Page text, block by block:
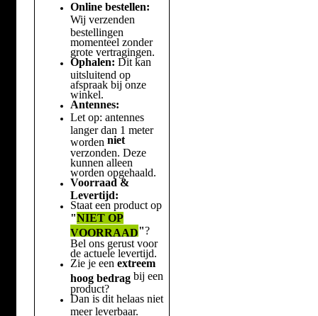
Online bestellen:
Wij verzenden
bestellingen
momenteel zonder
grote vertragingen.
Ophalen: Dit kan
uitsluitend op
afspraak bij onze
winkel.
Antennes:
Let op: antennes
langer dan 1 meter
worden niet
verzonden. Deze
kunnen alleen
worden opgehaald.
Voorraad &
Levertijd:
Staat een product op
"NIET OP
VOORRAAD"?
Bel ons gerust voor
de actuele levertijd.
Zie je een extreem
hoog bedragbij een
product?
Dan is dit helaas niet
meer leverbaar.